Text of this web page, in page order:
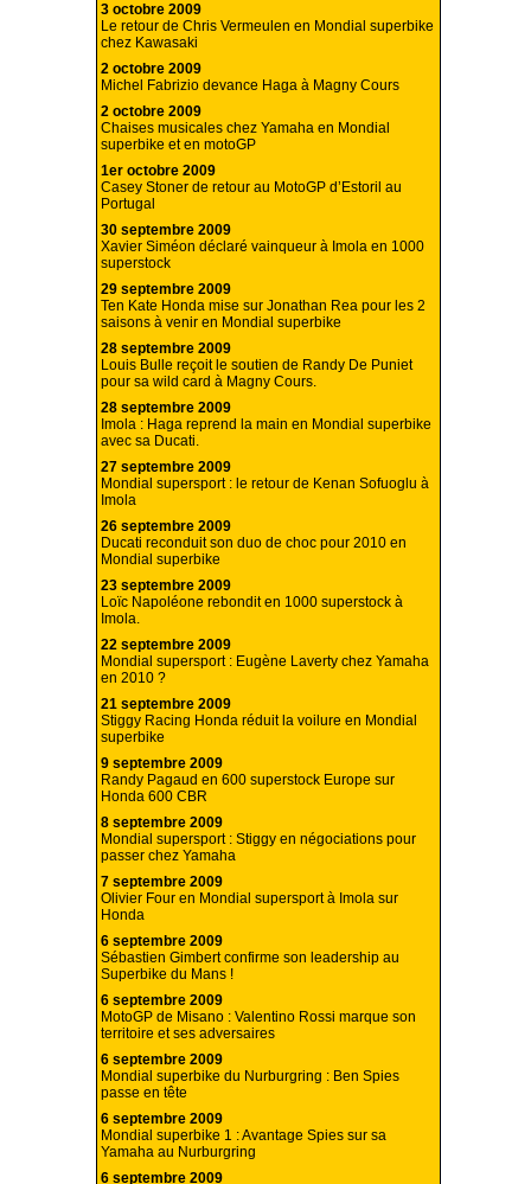
3 octobre 2009
Le retour de Chris Vermeulen en Mondial superbike
chez Kawasaki
2 octobre 2009
Michel Fabrizio devance Haga à Magny Cours
2 octobre 2009
Chaises musicales chez Yamaha en Mondial
superbike et en motoGP
1er octobre 2009
Casey Stoner de retour au MotoGP d’Estoril au
Portugal
30 septembre 2009
Xavier Siméon déclaré vainqueur à Imola en 1000
superstock
29 septembre 2009
Ten Kate Honda mise sur Jonathan Rea pour les 2
saisons à venir en Mondial superbike
28 septembre 2009
Louis Bulle reçoit le soutien de Randy De Puniet
pour sa wild card à Magny Cours.
28 septembre 2009
Imola : Haga reprend la main en Mondial superbike
avec sa Ducati.
27 septembre 2009
Mondial supersport : le retour de Kenan Sofuoglu à
Imola
26 septembre 2009
Ducati reconduit son duo de choc pour 2010 en
Mondial superbike
23 septembre 2009
Loïc Napoléone rebondit en 1000 superstock à
Imola.
22 septembre 2009
Mondial supersport : Eugène Laverty chez Yamaha
en 2010 ?
21 septembre 2009
Stiggy Racing Honda réduit la voilure en Mondial
superbike
9 septembre 2009
Randy Pagaud en 600 superstock Europe sur
Honda 600 CBR
8 septembre 2009
Mondial supersport : Stiggy en négociations pour
passer chez Yamaha
7 septembre 2009
Olivier Four en Mondial supersport à Imola sur
Honda
6 septembre 2009
Sébastien Gimbert confirme son leadership au
Superbike du Mans !
6 septembre 2009
MotoGP de Misano : Valentino Rossi marque son
territoire et ses adversaires
6 septembre 2009
Mondial superbike du Nurburgring : Ben Spies
passe en tête
6 septembre 2009
Mondial superbike 1 : Avantage Spies sur sa
Yamaha au Nurburgring
6 septembre 2009